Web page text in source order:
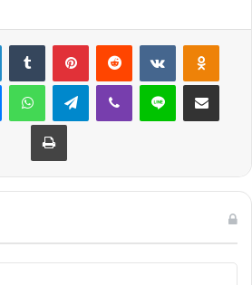
LinkedInTumblr PinterestReddit VKontakte
MessengerWhatsAppTelegramViber Line E-Posta ile
Yazdır